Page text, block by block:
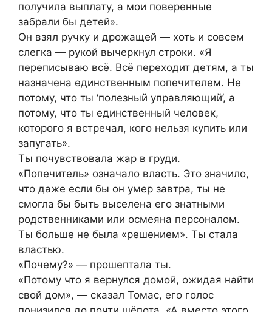
получила выплату, а мои поверенные
забрали бы детей».
Он взял ручку и дрожащей — хоть и совсем
слегка — рукой вычеркнул строки. «Я
переписываю всё. Всё переходит детям, а ты
назначена единственным попечителем. Не
потому, что ты ‘полезный управляющий’, а
потому, что ты единственный человек,
которого я встречал, кого нельзя купить или
запугать».
Ты почувствовала жар в груди.
«Попечитель» означало власть. Это значило,
что даже если бы он умер завтра, ты не
смогла бы быть выселена его знатными
родственниками или осмеяна персоналом.
Ты больше не была «решением». Ты стала
властью.
«Почему?» — прошептала ты.
«Потому что я вернулся домой, ожидая найти
свой дом», — сказал Томас, его голос